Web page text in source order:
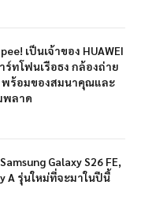
เป็นเจ้าของ HUAWEI
ร์ทโฟนเรือธง กล้องถ่าย
พร้อมของสมนาคุณและ
พลาด
Galaxy S26 FE,
A รุ่นใหม่ที่จะมาในปีนี้